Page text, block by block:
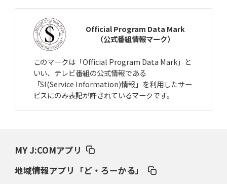
Official Program Data Mark
（公式番組情報マーク）
このマークは「Official Program Data Mark」と
いい、テレビ番組の公式情報である
「SI(Service Information)情報」を利用したサー
ビスにのみ表記が許されているマークです。
MY J:COMアプリ
地域情報アプリ「ど・ろーかる」